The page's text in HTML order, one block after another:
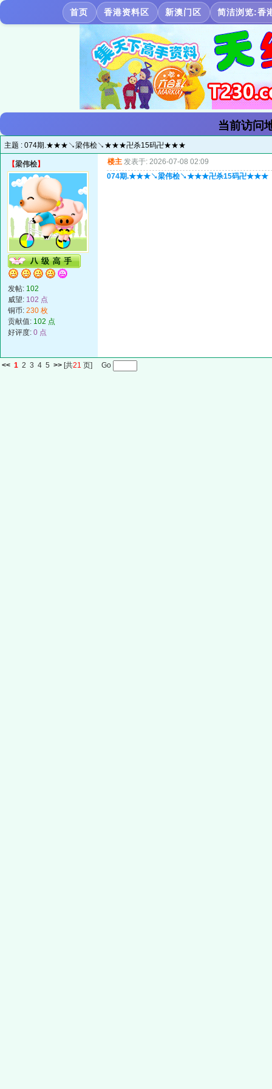
首页 香港资料区 新澳门区 简洁浏览:香
当前访问
主题 : 074期.★★★↘梁伟桧↘★★★卍杀15码卍★★★
【梁伟桧】
发帖: 102
威望: 102 点
铜币: 230 枚
贡献值: 102 点
好评度: 0 点
楼主 发表于: 2026-07-08 02:09
074期.★★★↘梁伟桧↘★★★卍杀15码卍★★★
<< 1 2 3 4 5 >> [共21 页] Go